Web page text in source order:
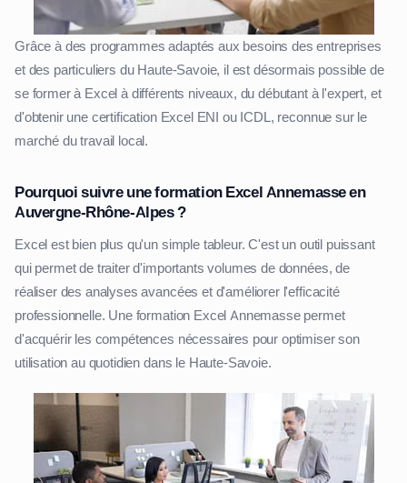
Grâce à des programmes adaptés aux besoins des entreprises
et des particuliers du Haute-Savoie, il est désormais possible de
se former à Excel à différents niveaux, du débutant à l'expert, et
d'obtenir une certification Excel ENI ou ICDL, reconnue sur le
marché du travail local.
Pourquoi suivre une formation Excel Annemasse en
Auvergne-Rhône-Alpes ?
Excel est bien plus qu'un simple tableur. C'est un outil puissant
qui permet de traiter d'importants volumes de données, de
réaliser des analyses avancées et d'améliorer l'efficacité
professionnelle. Une formation Excel Annemasse permet
d'acquérir les compétences nécessaires pour optimiser son
utilisation au quotidien dans le Haute-Savoie.